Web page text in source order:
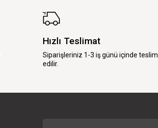
Hızlı Teslimat
Siparişleriniz 1-3 iş günü içinde teslim
edilir.